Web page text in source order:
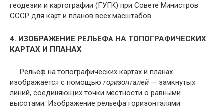
геодезии и картографии (ГУГК) при Совете Министров
СССР для карт и планов всех масштабов.
4. ИЗОБРАЖЕНИЕ РЕЛЬЕФА НА ТОПОГРАФИЧЕСКИХ
КАРТАХ И ПЛАНАХ
Рельеф на топографических картах и планах
изображается с помощью горизонталей — замкнутых
линий, соединяющих точки местности о равными
высотами. Изображение рельефа горизонталями